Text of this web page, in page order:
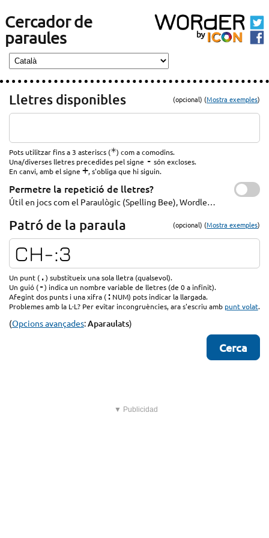
Cercador de
paraules
Lletres disponibles (opcional) (Mostra exemples)
Pots utilitzar fins a 3 asteriscs (*) com a comodins.
Una/diverses lletres precedides pel signe - són excloses.
En canvi, amb el signe +, s'obliga que hi siguin.
Permetre la repetició de lletres?
Útil en jocs com el Paraulògic (Spelling Bee), Wordle…
Patró de la paraula (opcional) (Mostra exemples)
Un punt (.) substitueix una sola lletra (qualsevol).
Un guió (-) indica un nombre variable de lletres (de 0 a infinit).
Afegint dos punts i una xifra (: NUM) pots indicar la llargada.
Problemes amb la L·L? Per evitar incongruències, ara s'escriu amb punt volat.
(Opcions avançades:Aparaulats)
▼ Publicidad